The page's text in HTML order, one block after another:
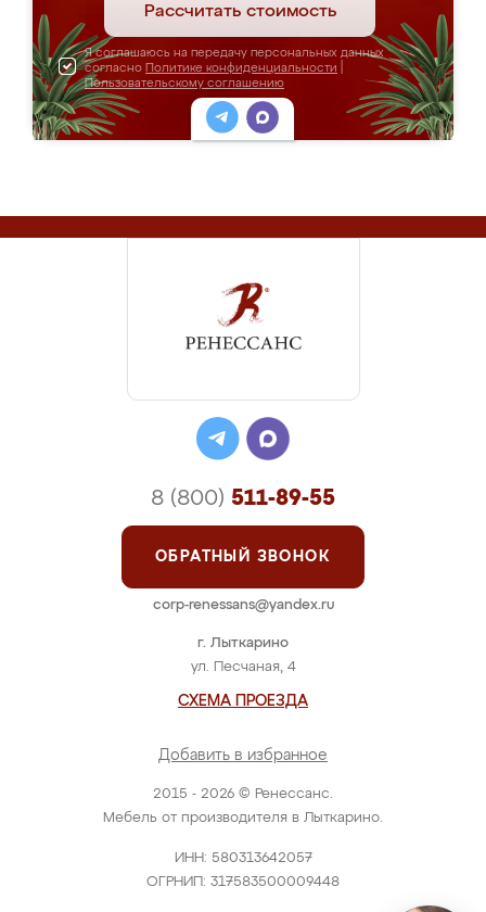
Рассчитать стоимость
Я соглашаюсь на передачу персональных данных
согласно Политике конфиденциальности
Пользовательскому соглашению
2015 - 2026 © Ренессанс.
Мебель от производителя в Лыткарино.
ИНН: 580313642057
ОГРНИП: 317583500009448
г. Лыткарино
ул. Песчаная, 4
СХЕМА ПРОЕЗДА
Добавить в избранное
8 (800) 511-89-55
ОБРАТНЫЙ ЗВОНОК
corp-renessans@yandex.ru